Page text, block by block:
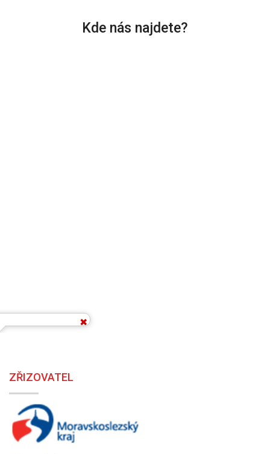
Kde nás najdete?
ZŘIZOVATEL